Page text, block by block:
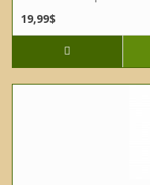
19,99$